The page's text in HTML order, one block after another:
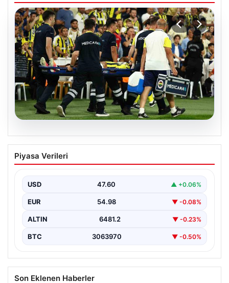
05.08.2026
Fenerbahçe’de Sturm Graz maçında
Oosterwolde’den kahreden haber!
Piyasa Verileri
USD 47.60 ▲ +0.06%
EUR 54.98 ▼ -0.08%
ALTIN 6481.2 ▼ -0.23%
BTC 3063970 ▼ -0.50%
Son Eklenen Haberler